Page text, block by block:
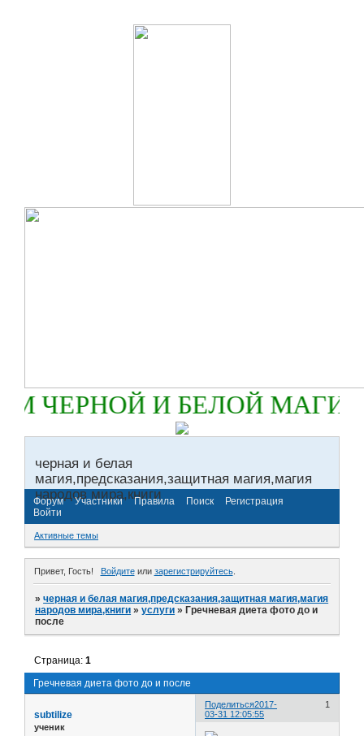
ЧЕРНОЙ И БЕЛОЙ МАГИИ
черная и белая
магия,предсказания,защитная магия,магия
народов мира,книги
Форум Участники Правила Поиск
Регистрация
Войти
Активные темы
Привет, Гость! Войдитеили зарегистрируйтесь.
»черная и белая магия,предсказания,защитная магия,магия
народов мира,книги »услуги »Гречневая диета фото до и
после
Гречневая диета фото до и после
Страница:1
Поделиться 1
2017-
03-31 12:05:55
subtilize
ученик